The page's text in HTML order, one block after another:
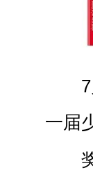
一届